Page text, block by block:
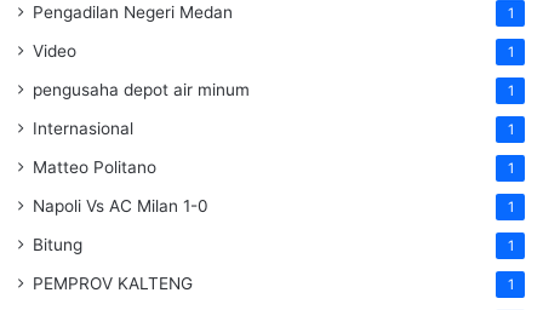
Pengadilan Negeri Medan 1
Video 1
pengusaha depot air minum 1
Internasional 1
Matteo Politano 1
Napoli Vs AC Milan 1-0 1
Bitung 1
PEMPROV KALTENG 1